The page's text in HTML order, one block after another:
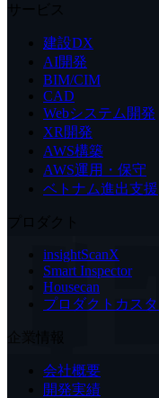
建設DX
AI開発
BIM/CIM
CAD
Webシステム開発
XR開発
AWS構築
AWS運用・保守
ベトナム進出支援
insightScanX
Smart Inspector
Housecan
プロダクトカス
会社概要
開発実績